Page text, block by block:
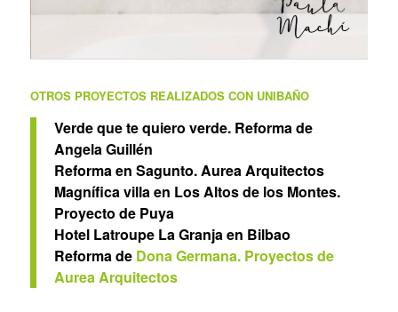
OTROS PROYECTOS REALIZADOS CON UNIBAÑO
Verde que te quiero verde. Reforma de
Angela Guillén
Reforma en Sagunto. Aurea Arquitectos
Magnífica villa en Los Altos de los Montes.
Proyecto de Puya
Hotel Latroupe La Granja en Bilbao
Reforma de Dona Germana. Proyectos de
Aurea Arquitectos